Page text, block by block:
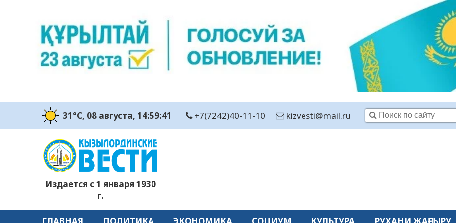
31°C, 08 августа, 14:59:42 +7(7242)40-11-10 kizvesti@mail.ru
Издается с 1 января 1930
г.